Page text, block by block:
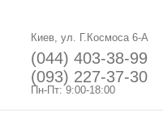
Киев, ул. Г.Космоса 6-А
(044) 403-38-99
(093) 227-37-30
Пн-Пт: 9:00-18:00